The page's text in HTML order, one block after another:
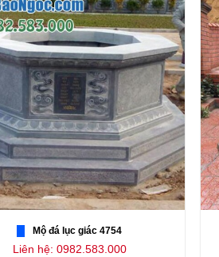
Mộ đá lục giác 4754
Liên hệ: 0982.583.000